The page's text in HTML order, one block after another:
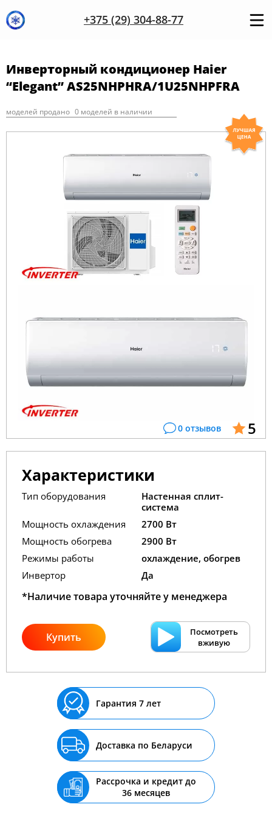
+375 (29) 304-88-77
Инверторный кондиционер Haier
“Elegant” AS25NHPHRA/1U25NHPFRA
моделей продано 0 моделей в наличии
0 отзывов 5
Характеристики
Тип оборудования
Настенная сплит-
система
Мощность охлаждения
2700 Вт
Мощность обогрева
2900 Вт
Режимы работы
охлаждение, обогрев
Инвертор
Да
*Наличие товара уточняйте у менеджера
Купить
Посмотреть
вживую
Гарантия 7 лет
Доставка по Беларуси
Рассрочка и кредит до
36 месяцев